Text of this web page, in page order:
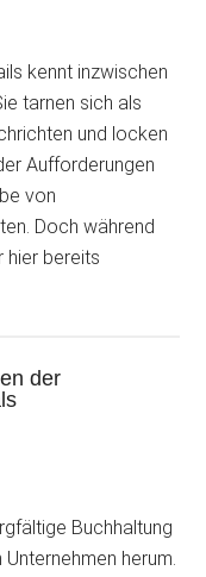
kennt inzwischen
tarnen sich als
und locken
Aufforderungen
von
Doch während
hier bereits
der
Buchhaltung
herum.